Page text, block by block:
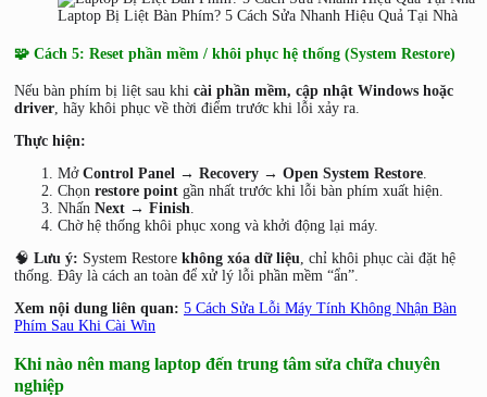
Laptop Bị Liệt Bàn Phím? 5 Cách Sửa Nhanh Hiệu Quả Tại Nhà
🧩 Cách 5: Reset phần mềm / khôi phục hệ thống (System Restore)
Nếu bàn phím bị liệt sau khi cài phần mềm, cập nhật Windows hoặc
driver, hãy khôi phục về thời điểm trước khi lỗi xảy ra.
Thực hiện:
Mở Control Panel → Recovery → Open System Restore.
Chọn restore point gần nhất trước khi lỗi bàn phím xuất hiện.
Nhấn Next → Finish.
Chờ hệ thống khôi phục xong và khởi động lại máy.
🧠 Lưu ý: System Restore không xóa dữ liệu, chỉ khôi phục cài đặt hệ
thống. Đây là cách an toàn để xử lý lỗi phần mềm “ẩn”.
Xem nội dung liên quan: 5 Cách Sửa Lỗi Máy Tính Không Nhận Bàn
Phím Sau Khi Cài Win
Khi nào nên mang laptop đến trung tâm sửa chữa chuyên
nghiệp